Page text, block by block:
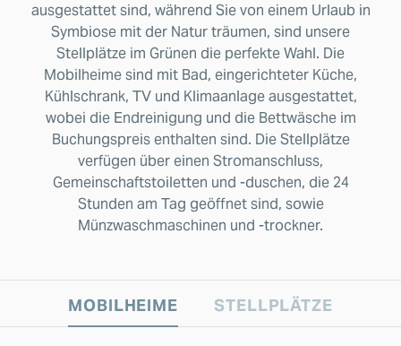
ausgestattet sind, während Sie von einem Urlaub in
Symbiose mit der Natur träumen, sind unsere
Stellplätze im Grünen die perfekte Wahl. Die
Mobilheime sind mit Bad, eingerichteter Küche,
Kühlschrank, TV und Klimaanlage ausgestattet,
wobei die Endreinigung und die Bettwäsche im
Buchungspreis enthalten sind. Die Stellplätze
verfügen über einen Stromanschluss,
Gemeinschaftstoiletten und -duschen, die 24
Stunden am Tag geöffnet sind, sowie
Münzwaschmaschinen und -trockner.
MOBILHEIME STELLPLÄTZE
Bildergalerie